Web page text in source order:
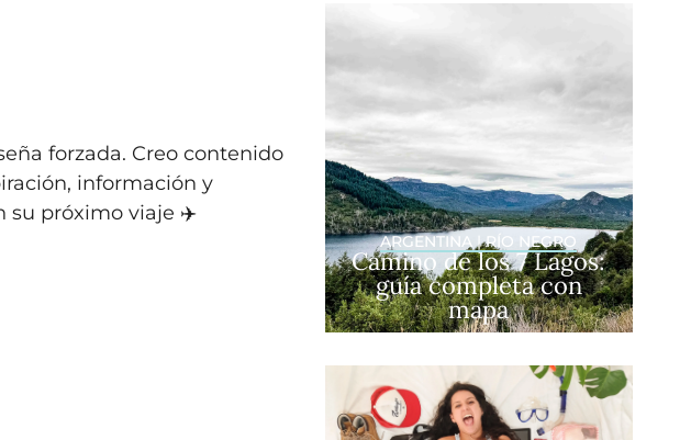
forzada. Creo contenido
información y
su próximo viaje ✈️
ARGENTINA |RÍO NEGRO
Camino de los 7 Lagos:
guía completa con
mapa